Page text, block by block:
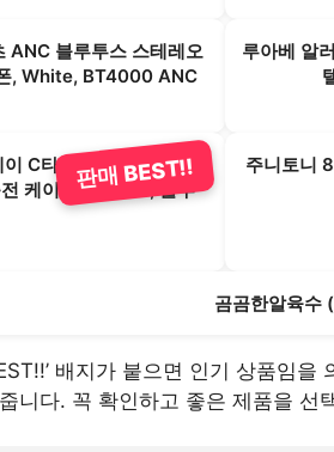
ANC 블루투스 스테레오
, White, BT4000 ANC
루아베 알
이 C타입-C타입 PD 초고
케이블, 1개, 2m, 블루
판매 BEST!!
주니토니
곰곰한알육수
배지가 붙으면 인기 상품임
니다. 꼭 확인하고 좋은 제품을 선